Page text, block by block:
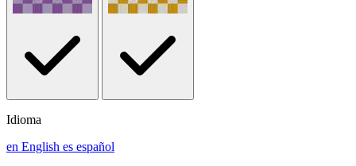
Idioma
en English es español